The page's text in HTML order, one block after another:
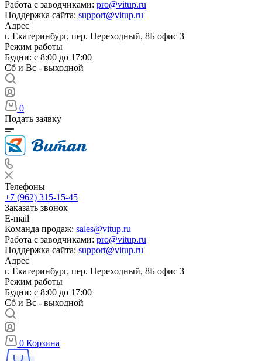
Работа с заводчиками: pro@vitup.ru
Поддержка сайта: support@vitup.ru
Адрес
г. Екатеринбург, пер. Переходный, 8Б офис 3
Режим работы
Будни: с 8:00 до 17:00
Сб и Вс - выходной
0
Подать заявку
Телефоны
+7 (962) 315-15-45
Заказать звонок
E-mail
Команда продаж: sales@vitup.ru
Работа с заводчиками: pro@vitup.ru
Поддержка сайта: support@vitup.ru
Адрес
г. Екатеринбург, пер. Переходный, 8Б офис 3
Режим работы
Будни: с 8:00 до 17:00
Сб и Вс - выходной
0 Корзина